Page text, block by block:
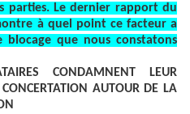
parties. Le dernier rapport du
à quel point ce facteur a
que nous constatons
CONDAMNENT LEUR
AUTOUR DE LA